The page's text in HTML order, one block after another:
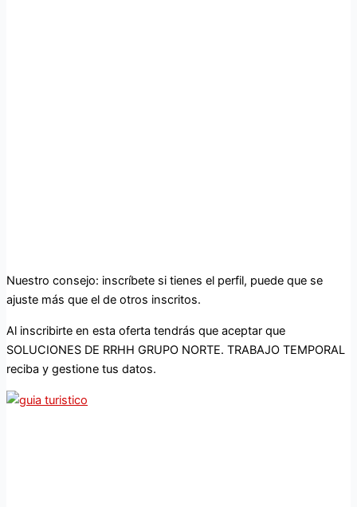
Nuestro consejo: inscríbete si tienes el perfil, puede que se
ajuste más que el de otros inscritos.
Al inscribirte en esta oferta tendrás que aceptar que
SOLUCIONES DE RRHH GRUPO NORTE. TRABAJO TEMPORAL
reciba y gestione tus datos.